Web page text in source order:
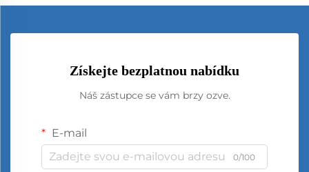
Získejte bezplatnou nabídku
Náš zástupce se vám brzy ozve.
E-mail
0/100